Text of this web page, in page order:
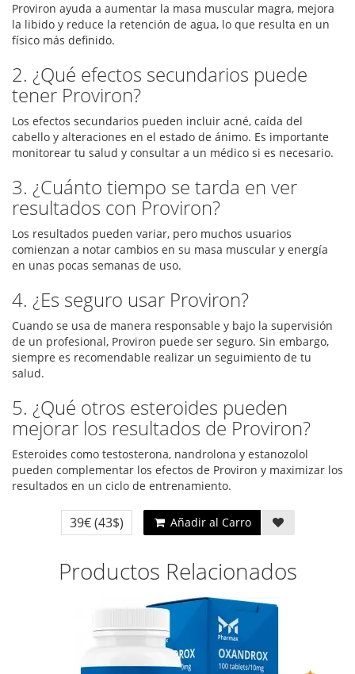
Proviron ayuda a aumentar la masa muscular magra, mejora
la libido y reduce la retención de agua, lo que resulta en un
físico más definido.
2. ¿Qué efectos secundarios puede
tener Proviron?
Los efectos secundarios pueden incluir acné, caída del
cabello y alteraciones en el estado de ánimo. Es importante
monitorear tu salud y consultar a un médico si es necesario.
3. ¿Cuánto tiempo se tarda en ver
resultados con Proviron?
Los resultados pueden variar, pero muchos usuarios
comienzan a notar cambios en su masa muscular y energía
en unas pocas semanas de uso.
4. ¿Es seguro usar Proviron?
Cuando se usa de manera responsable y bajo la supervisión
de un profesional, Proviron puede ser seguro. Sin embargo,
siempre es recomendable realizar un seguimiento de tu
salud.
5. ¿Qué otros esteroides pueden
mejorar los resultados de Proviron?
Esteroides como testosterona, nandrolona y estanozolol
pueden complementar los efectos de Proviron y maximizar los
resultados en un ciclo de entrenamiento.
39€(43$) Añadir al Carro
Productos Relacionados